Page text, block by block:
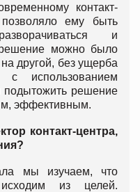
контакт-
ему быть
и
можно было
другой, без ущерба
использованием
подытожить решение
эффективным.
контакт-центра,
?
мы изучаем, что
из целей.